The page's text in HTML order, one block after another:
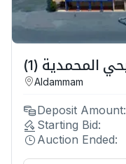
Aldammam
Deposit Amount:
Starting Bid:
Auction Ended: